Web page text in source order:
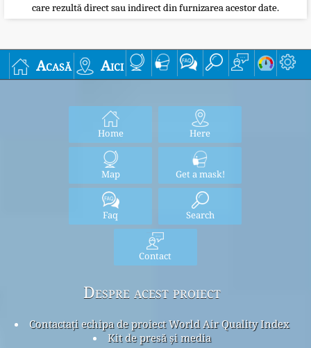
care rezultă direct sau indirect din furnizarea acestor date.
Acasă Aici
Home Here
Map Get a mask!
Faq Search
Contact
Despre acest proiect
Contactați echipa de proiect World Air Quality Index
Kit de presă și media